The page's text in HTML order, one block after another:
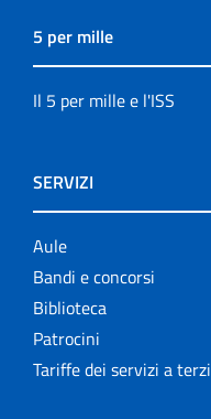
5 per mille
Il 5 per mille e l'ISS
SERVIZI
Aule
Bandi e concorsi
Biblioteca
Patrocini
Tariffe dei servizi a terzi